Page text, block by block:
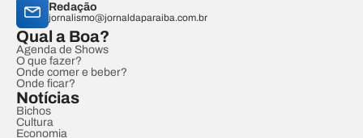
Redação
jornalismo@jornaldaparaiba.com.br
Qual a Boa?
Agenda de Shows
O que fazer?
Onde comer e beber?
Onde ficar?
Notícias
Bichos
Cultura
Economia